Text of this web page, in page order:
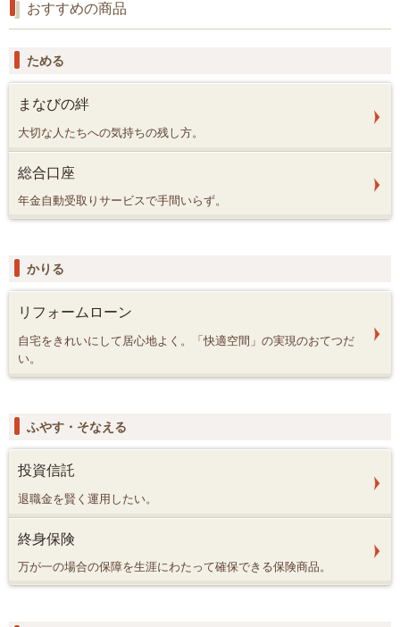
おすすめの商品
ためる
まなびの絆
大切な人たちへの気持ちの残し方。
総合口座
年金自動受取りサービスで手間いらず。
かりる
リフォームローン
自宅をきれいにして居心地よく。「快適空間」の実現のおてつだ
い。
ふやす・そなえる
投資信託
退職金を賢く運用したい。
終身保険
万が一の場合の保障を生涯にわたって確保できる保険商品。